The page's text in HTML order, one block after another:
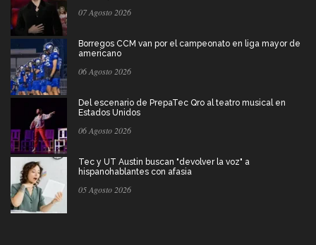
07 Agosto 2026
Borregos CCM van por el campeonato en liga mayor de
americano
06 Agosto 2026
Del escenario de PrepaTec Qro al teatro musical en
Estados Unidos
06 Agosto 2026
Tec y UT Austin buscan "devolver la voz" a
hispanohablantes con afasia
05 Agosto 2026